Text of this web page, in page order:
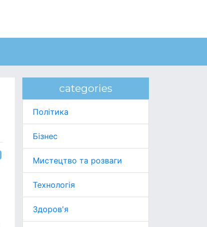
categories
Політика
Бізнес
Мистецтво та розваги
Технологія
Здоров'я